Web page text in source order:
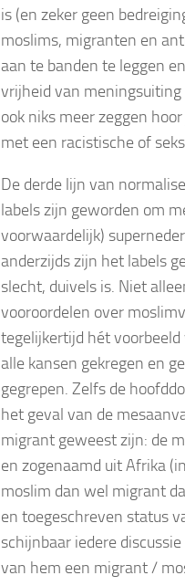
is (en zeker geen
moslims, migranten en
aan te banden te leggen
vrijheid van
ook niks meer zeggen
met een racistische of
De derde lijn van
labels zijn geworden om
voorwaardelijk)
anderzijds zijn het labels
slecht, duivels is. Niet
vooroordelen over
tegelijkertijd hét
alle kansen gekregen en
gegrepen. Zelfs de
het geval van de
migrant geweest zijn: de
en zogenaamd uit Afrika
moslim dan wel migrant
en toegeschreven status
schijnbaar iedere
van hem een migrant /